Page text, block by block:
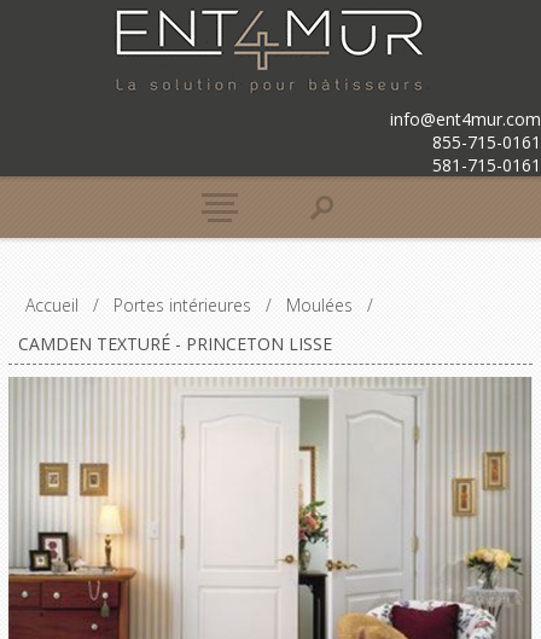
info@ent4mur.com
855-715-0161
581-715-0161
Accueil / Portes intérieures / Moulées
/
CAMDEN TEXTURÉ - PRINCETON LISSE